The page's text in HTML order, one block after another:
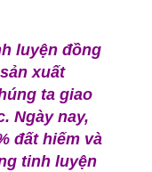
luyện đồng
xuất
ta giao
Ngày nay,
đất hiếm và
tinh luyện